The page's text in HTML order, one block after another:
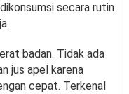
secara rutin
badan. Tidak ada
jus apel karena
cepat. Terkenal